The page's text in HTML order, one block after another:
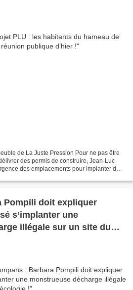
de La Juste Pression Pour ne pas être
des permis de construire, Jean-Luc
des emplacements pour implanter des
Pompili doit expliquer
s’implanter une
illégale sur un site du